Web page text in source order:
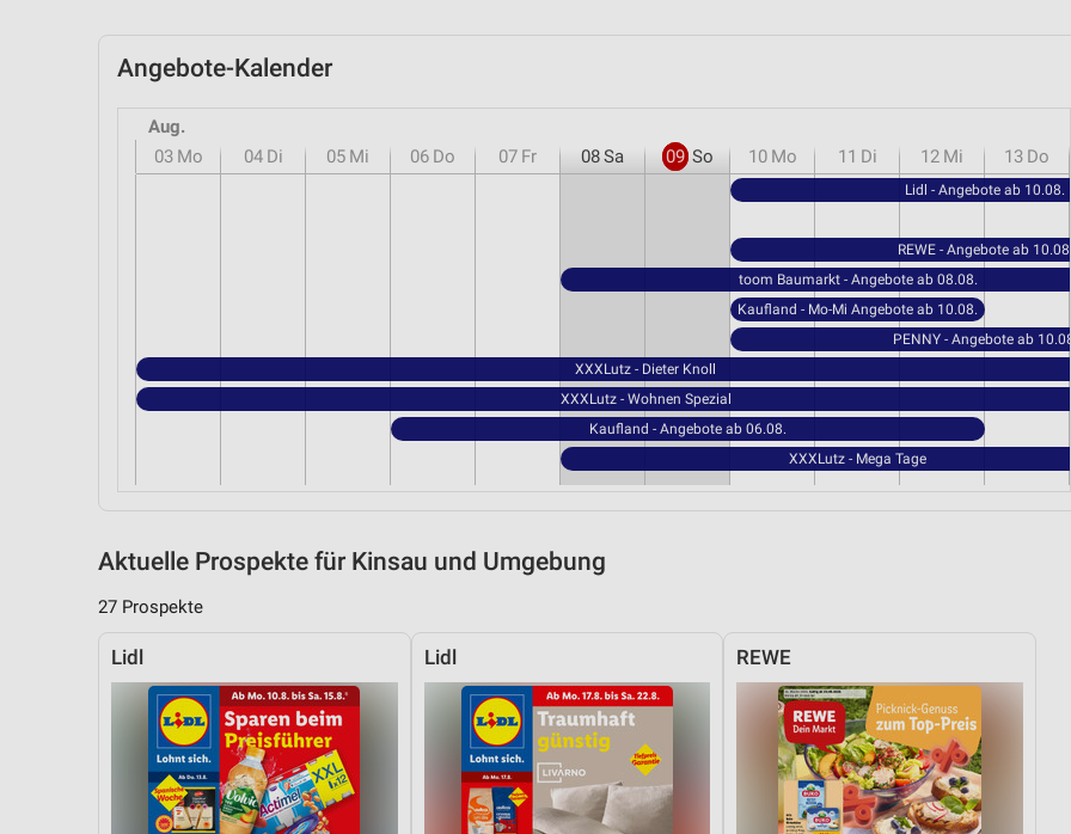
Angebote-Kalender
Aug.
03 Mo 04 Di 05 Mi 06 Do 07 Fr 08Sa 09 So 10 Mo 11 Di 12 Mi 13 Do
Lidl - Angebote ab 10.08.
REWE - Angebote ab 10.08.
toom Baumarkt - Angebote ab 08.08.
Kaufland - Mo-Mi Angebote ab 10.08.
PENNY - Angebote ab 10.08.
XXXLutz - Dieter Knoll
XXXLutz - Wohnen Spezial
Kaufland - Angebote ab 06.08.
XXXLutz - Mega Tage
Aktuelle Prospekte für Kinsau und Umgebung
27 Prospekte
Lidl Lidl REWE